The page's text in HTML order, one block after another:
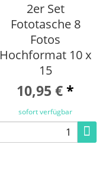
2er Set
Fototasche 8
Fotos
Hochformat 10 x
15
10,95 €*
sofort verfügbar